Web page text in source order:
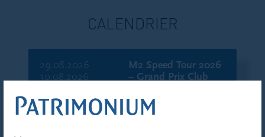
CALENDRIER
29.08.2026
30.08.2026
M2 Speed Tour 2026
– Grand Prix Club